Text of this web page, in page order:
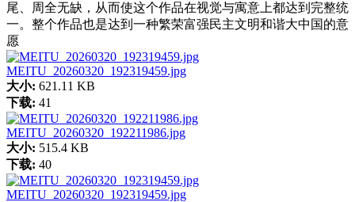
尾、周全无缺，从而使这个作品在视觉与寓意上都达到完整统
一。整个作品也是达到一种繁荣富强民主文明和谐大中国的意
愿
MEITU_20260320_192319459.jpg
大小: 621.11 KB
下载: 41
MEITU_20260320_192211986.jpg
大小: 515.4 KB
下载: 40
MEITU_20260320_192319459.jpg